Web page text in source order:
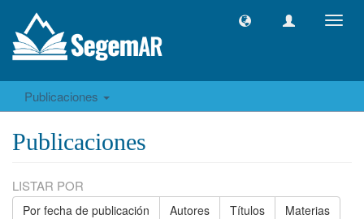
Publicaciones
Publicaciones
LISTAR POR
Por fecha de publicación Autores Títulos Materias